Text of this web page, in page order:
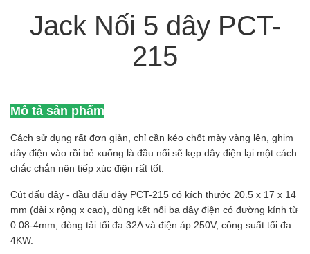
Jack Nối 5 dây PCT-
215
Mô tả sản phẩm
Cách sử dụng rất đơn giản, chỉ cần kéo chốt mày vàng lên, ghim
dây điện vào rồi bẻ xuống là đầu nối sẽ kẹp dây điện lại một cách
chắc chắn nên tiếp xúc điện rất tốt.
Cút đấu dây - đầu dấu dây PCT-215 có kích thước 20.5 x 17 x 14
mm (dài x rộng x cao), dùng kết nối ba dây điện có đường kính từ
0.08-4mm, đòng tải tối đa 32A và điện áp 250V, công suất tối đa
4KW.